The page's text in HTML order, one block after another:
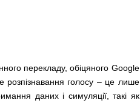
перекладу, обіцяного Google
розпізнавання голосу – це лише
даних і симуляції, такі як